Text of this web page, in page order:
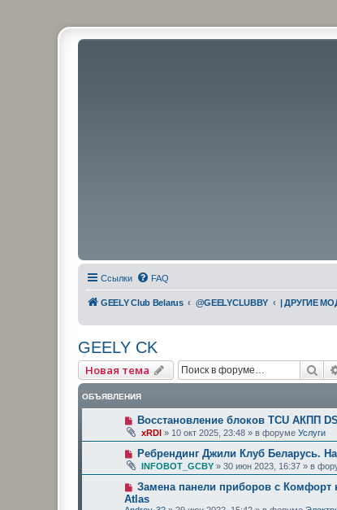
Ссылки FAQ
GEELY Club Belarus @GEELYCLUBBY | ДРУГИЕ
GEELY CK
Новая тема
ОБЪЯВЛЕНИЯ
Восстановление блоков TCU АКПП
xRDI » 10 окт 2025, 23:48 » в форуме Услуги
Ребрендинг Джили Клуб Беларусь.
INFOBOT_GCBY » 30 июн 2023, 16:37 » в
Замена панели приборов с Комфорт
Atlas